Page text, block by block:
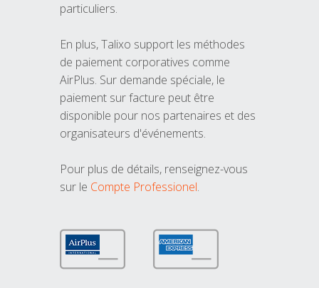
particuliers.
En plus, Talixo support les méthodes
de paiement corporatives comme
AirPlus. Sur demande spéciale, le
paiement sur facture peut être
disponible pour nos partenaires et des
organisateurs d'événements.
Pour plus de détails, renseignez-vous
sur le Compte Professionel.